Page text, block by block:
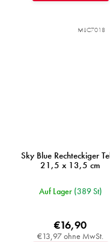
Sky Blue Rechteckiger
21,5 x 13,5 cm
Auf Lager (389 St)
€13,97 ohne MwSt.
€16,90
MIJC7018